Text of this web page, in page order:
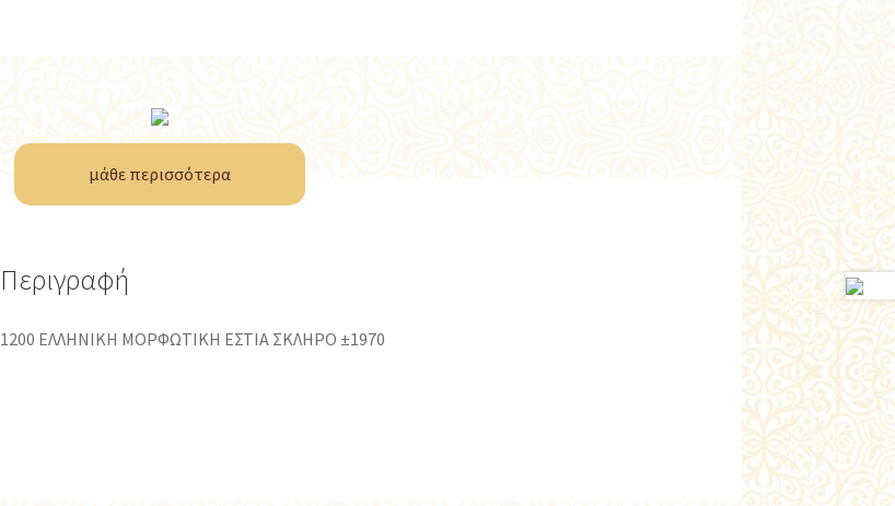
μάθε περισσότερα
Περιγραφή
1200 ΕΛΛΗΝΙΚΗ ΜΟΡΦΩΤΙΚΗ ΕΣΤΙΑ ΣΚΛΗΡΟ ±1970